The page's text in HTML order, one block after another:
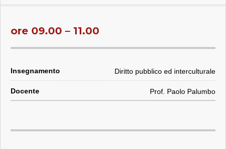
ore 09.00 – 11.00
Diritto pubblico ed interculturale
Prof. Paolo Palumbo